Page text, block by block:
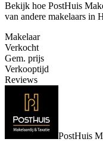
Bekijk hoe PostHuis
van andere makelaars in
Makelaar
Verkocht
Gem. prijs
Verkooptijd
Reviews
PostHuis